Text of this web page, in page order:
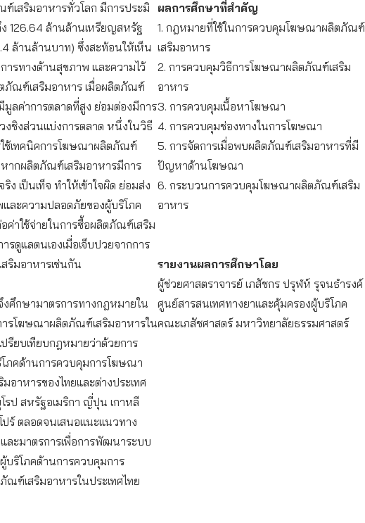
เสริมอาหารทั่วโลก มีการประมิ
126.64 ล้านล้านเหรียญสหรัฐ
ล้านล้านบาท) ซึ่งสะท้อนให้เห็น
ารทางด้านสุขภาพ และความไว้
ภัณฑ์เสริมอาหาร เมื่อผลิตภัณฑ์
มูลค่าการตลาดที่สูง ย่อมต่องมีการ
งชิงส่วนแบ่งการตลาด หนึ่งในวิธี
ช้เทคนิคการโฆษณาผลิตภัณฑ์
หากผลิตภัณฑ์เสริมอาหารมีการ
ง เป็นเท็จ ทำให้เข้าใจผิด ย่อมส่ง
ละความปลอดภัยของผู้บริโภค
ค่าใช้จ่ายในการซื้อผลิตภัณฑ์เสริม
รดูแลตนเองเมื่อเจ็บปวยจากการ
ริมอาหารเช่นกัน
ศึกษามาตรการทางกฎหมายใน
รโฆษณาผลิตภัณฑ์เสริมอาหารใน
ปรียบเทียบกฎหมายว่าด้วยการ
ภคด้านการควบคุมการโฆษณา
อาหารของไทยและต่างประเทศ
รป สหรัฐอเมริกา ญี่ปุน เกาหลี
ปร์ ตลอดจนเสนอแนะแนวทาง
ละมาตรการเพื่อการพัฒนาระบบ
บริโภคด้านการควบคุมการ
ฑ์เสริมอาหารในประเทศไทย
ผลการศึกษาที่สำคัญ
1. กฎหมายที่ใช้ในการควบคุมโฆษณาผลิตภัณฑ์
เสริมอาหาร
2. การควบคุมวิธีการโฆษณาผลิตภัณฑ์เสริม
อาหาร
3. การควบคุมเนื้อหาโฆษณา
4. การควบคุมช่องทางในการโฆษณา
5. การจัดการเมื่อพบผลิตภัณฑ์เสริมอาหารที่มี
ปัญหาด้านโฆษณา
6. กระบวนการควบคุมโฆษณาผลิตภัณฑ์เสริม
อาหาร
รายงานผลการศึกษาโดย
ผู้ช่วยศาสตราจารย์ เภสัชกร ปรุฬห์ รุจนธำรงค์
ศูนย์สารสนเทศทางยาและคุ้มครองผู้บริโภค
คณะเภสัชศาสตร์ มหาวิทยาลัยธรรมศาสตร์